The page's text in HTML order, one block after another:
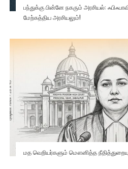
பந்துக்கு பின்னே நகரும் அரசியல்:
மேற்கத்திய அரசியலும்!
மத வெறியர்களும் மௌனித்த